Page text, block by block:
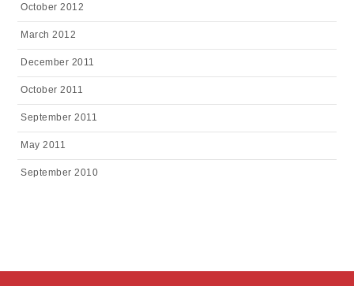
October 2012
March 2012
December 2011
October 2011
September 2011
May 2011
September 2010